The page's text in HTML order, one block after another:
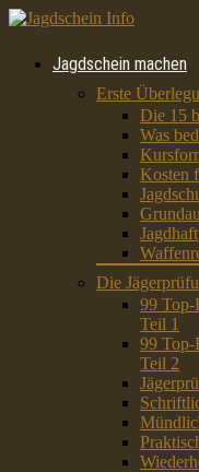
Jagdschein machen
Erste
Die 15
Was
Kosten
Die
99 Top-
Teil 1
99 Top-
Teil 2